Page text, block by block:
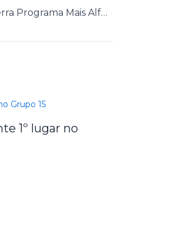
Secretaria de Educação encerra Programa Mais Alfabetização
1º lugar no